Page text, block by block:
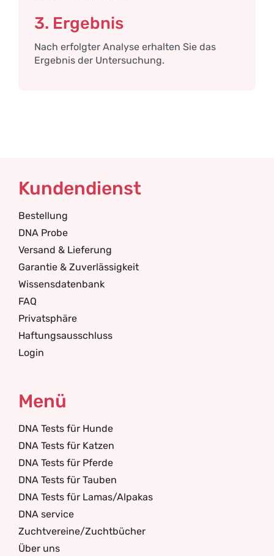
3. Ergebnis
Nach erfolgter Analyse erhalten Sie das
Ergebnis der Untersuchung.
Kundendienst
Bestellung
DNA Probe
Versand & Lieferung
Garantie & Zuverlässigkeit
Wissensdatenbank
FAQ
Privatsphäre
Haftungsausschluss
Login
Menü
DNA Tests für Hunde
DNA Tests für Katzen
DNA Tests für Pferde
DNA Tests für Tauben
DNA Tests für Lamas/Alpakas
DNA service
Zuchtvereine/Zuchtbücher
Über uns